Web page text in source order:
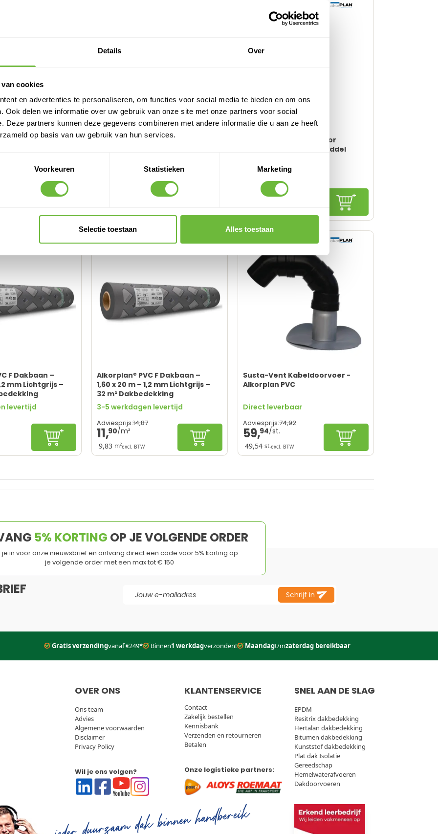
Details Over
cookies
en advertenties te personaliseren, om functies voor social media te bieden en om ons
Ook delen we informatie over uw gebruik van onze site met onze partners voor social
Deze partners kunnen deze gegevens combineren met andere informatie die u aan ze heeft
op basis van uw gebruik van hun services.
Voorkeuren Statistieken Marketing
Selectie toestaan Alles toestaan
- Renolit
Contactlijm voor PVC
3-5 werkdagen levertijd
48
Spuitfles met Tuit – Voor
Vloeibare PVC – Hulpmiddel
Direct leverbaar
Adviesprijs: 21,99
78
In winkelwagen
F Dakbaan –
mm Lichtgrijs –
levertijd
In winkelwagen
Alkorplan® PVC F Dakbaan –
1,60 x 20 m – 1,2 mm Lichtgrijs –
32 m² Dakbedekking
3-5 werkdagen levertijd
Adviesprijs:14,87
11,90
9,83 m²excl. BTW
In winkelwagen
Susta-Vent Kabeldoorvoer -
Alkorplan PVC
Direct leverbaar
Adviesprijs:74,92
59,94
49,54 st.excl. BTW
Configureren
Duurzaam en betrouwbaar
Eenvoudig te installeren
5% KORTING OP JE VOLGENDE ORDER
je in voor onze nieuwsbrief en ontvang direct een code voor 5% korting op
je volgende order met een max tot € 150
Schrijf in
Gratis verzendingvanaf €249* Binnen1 werkdagverzonden! Maandagt/mzaterdag bereikbaar
OVER ONS
Ons team
Advies
Algemene voorwaarden
Disclaimer
Privacy Policy
Wil je ons volgen?
LinkedinFacebookYoutubeInstagram
KLANTENSERVICE
Contact
Zakelijk bestellen
Kennisbank
Verzenden en retourneren
Betalen
Onze logistieke partners:
SNEL AAN DE SLAG
EPDM
Resitrix dakbedekking
Hertalan dakbedekking
Bitumen dakbedekking
Kunststof dakbedekking
Plat dak Isolatie
Gereedschap
Hemelwaterafvoeren
Dakdoorvoeren